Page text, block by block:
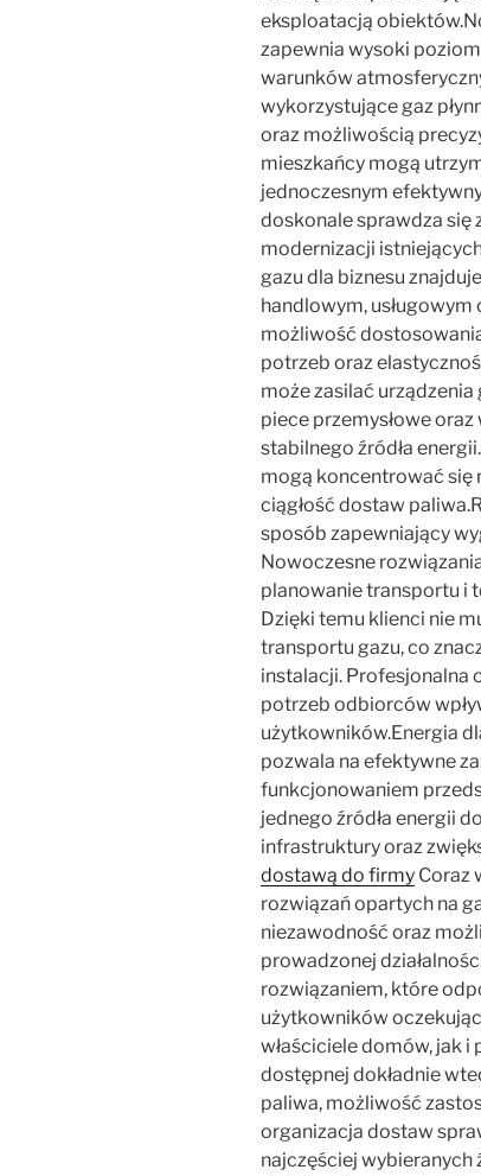
eksploatacją
zapewnia wysoki
warunków
wykorzystujące gaz
oraz możliwością
mieszkańcy mogą
jednoczesnym
doskonale sprawdza się
modernizacji
gazu dla biznesu
handlowym,
możliwość
potrzeb oraz
może zasilać
piece przemysłowe
stabilnego źródła energii.
mogą koncentrować się
ciągłość dostaw
sposób zapewniający
Nowoczesne
planowanie transportu i
Dzięki temu klienci nie
transportu gazu, co
instalacji. Profesjonalna
potrzeb odbiorców
użytkowników.Energia
pozwala na efektywne
funkcjonowaniem
jednego źródła energii
infrastruktury oraz
dostawą do firmy Coraz
rozwiązań opartych na
niezawodność oraz
prowadzonej
rozwiązaniem, które
użytkowników
właściciele domów, jak
dostępnej dokładnie
paliwa, możliwość
organizacja dostaw
najczęściej wybieranych